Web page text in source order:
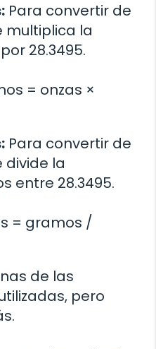
Para convertir de
multiplica la
28.3495.
= onzas ×
Para convertir de
divide la
entre 28.3495.
= gramos /
de las
pero